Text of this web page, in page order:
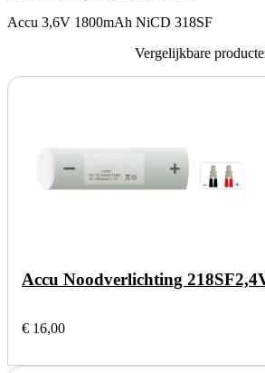
Accu 3,6V 1800mAh NiCD 318SF
Vergelijkbare
Accu Noodverlichting 218SF
€ 16,00